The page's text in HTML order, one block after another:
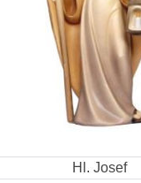
Hl. Josef